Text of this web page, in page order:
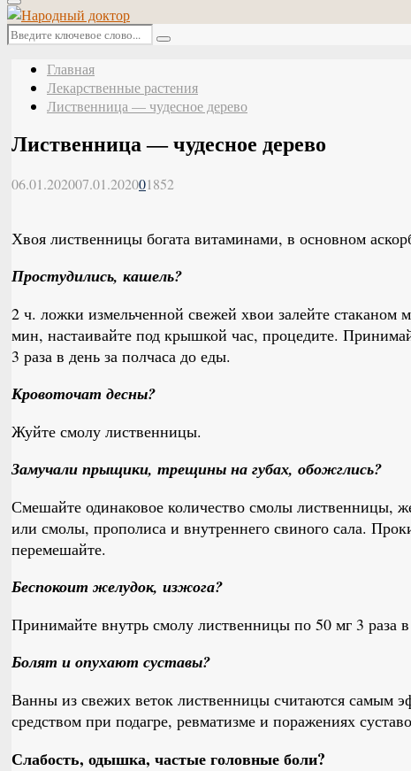
Основное
меню
Искать:
Поиск
Главная
Лекарственные растения
Лиственница — чудесное дерево
Лиственница — чудесное дерево
06.01.202007.01.202001852
Хвоя лиственницы богата витаминами, в основном
Простудились, кашель?
2 ч. ложки измельченной свежей хвои залейте стаканом
мин, настаивайте под крышкой час, процедите.
3 раза в день за полчаса до еды.
Кровоточат десны?
Жуйте смолу лиственницы.
Замучали прыщики, трещины на губах, обожглись?
Смешайте одинаковое количество смолы лиственницы,
или смолы, прополиса и внутреннего свиного сала.
перемешайте.
Беспокоит желудок, изжога?
Принимайте внутрь смолу лиственницы по 50 мг 3 раза
Болят и опухают суставы?
Ванны из свежих веток лиственницы считаются самым
средством при подагре, ревматизме и поражениях
Слабость, одышка, частые головные боли?